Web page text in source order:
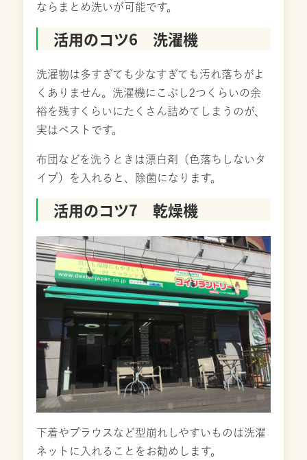
ならまとめ洗いが可能です。
活用のコツ6 洗濯機
洗濯物は多すぎても少なすぎても汚れ落ちがよ
くありません。洗濯機にこぶし2つくらいの余
裕を残すくらいにたくさん詰めてしまうのが、
実はベストです。
布団などを洗うときは漂白剤（色落ちしないタ
イプ）を入れると、除菌になります。
活用のコツ7 乾燥機
下着やブラウスなど型崩れしやすいものは洗濯
ネットに入れることをお勧めします。